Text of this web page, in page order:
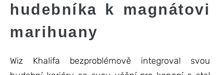
hudebníka k magnátovi
marihuany
Wiz Khalifa bezproblémově integroval svou